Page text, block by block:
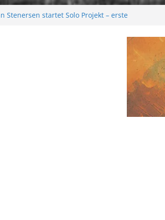
Stenersen startet Solo Projekt – erste